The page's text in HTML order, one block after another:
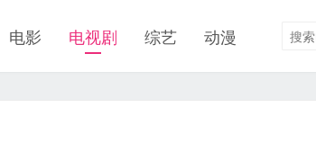
电影 电视剧 综艺 动漫